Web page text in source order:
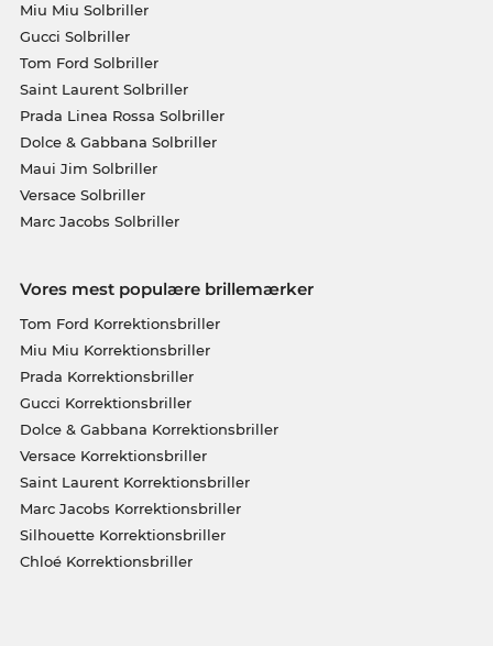
Miu Miu Solbriller
Gucci Solbriller
Tom Ford Solbriller
Saint Laurent Solbriller
Prada Linea Rossa Solbriller
Dolce & Gabbana Solbriller
Maui Jim Solbriller
Versace Solbriller
Marc Jacobs Solbriller
Vores mest populære brillemærker
Tom Ford Korrektionsbriller
Miu Miu Korrektionsbriller
Prada Korrektionsbriller
Gucci Korrektionsbriller
Dolce & Gabbana Korrektionsbriller
Versace Korrektionsbriller
Saint Laurent Korrektionsbriller
Marc Jacobs Korrektionsbriller
Silhouette Korrektionsbriller
Chloé Korrektionsbriller